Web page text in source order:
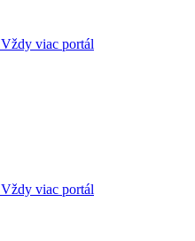
Vždy viac portál
Vždy viac portál